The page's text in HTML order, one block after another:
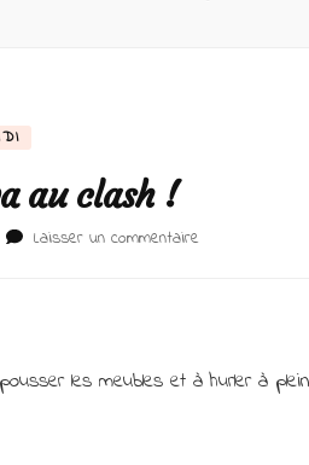
au clash !
Laisser un commentaire
ça
va
les meubles et à hurler à